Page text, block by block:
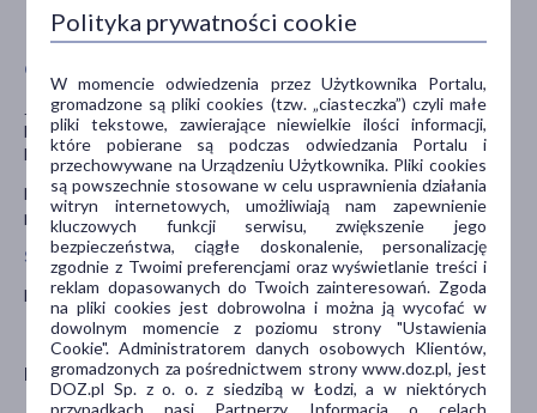
Producent
lekami na receptę..
Ciąża i karmienie piersią
Jeśli pacjentka jest w ciąży lub karmi piersią, przypuszcza, że może
być w ciąży lub gdy planuje mieć dziecko powinna poradzić się
lekarza lub farmaceuty przed zastosowaniem tego leku.
Nie należy stosować Depreminu 612 mg w czasie ciąży i karmienia
piersią.
Stosowanie leku u dzieci i młodzieży
Nie stosować leku Depremin 612 mg u dzieci oraz młodzieży.
Polityka prywatności cookie
W momencie odwiedzenia przez Użytkownika Portalu,
gromadzone są pliki cookies (tzw. „ciasteczka”) czyli małe
pliki tekstowe, zawierające niewielkie ilości informacji,
które pobierane są podczas odwiedzania Portalu i
przechowywane na Urządzeniu Użytkownika. Pliki cookies
są powszechnie stosowane w celu usprawnienia działania
witryn internetowych, umożliwiają nam zapewnienie
kluczowych funkcji serwisu, zwiększenie jego
bezpieczeństwa, ciągłe doskonalenie, personalizację
zgodnie z Twoimi preferencjami oraz wyświetlanie treści i
reklam dopasowanych do Twoich zainteresowań. Zgoda
na pliki cookies jest dobrowolna i można ją wycofać w
dowolnym momencie z poziomu strony "Ustawienia
Cookie". Administratorem danych osobowych Klientów,
gromadzonych za pośrednictwem strony www.doz.pl, jest
DOZ.pl Sp. z o. o. z siedzibą w Łodzi, a w niektórych
przypadkach nasi Partnerzy. Informacja o celach